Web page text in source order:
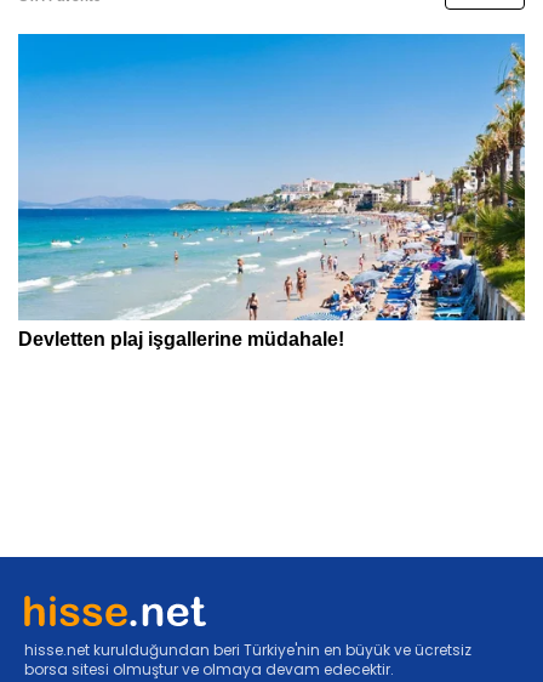
hisse.net kurulduğundan beri Türkiye'nin en büyük ve ücretsiz
borsa sitesi olmuştur ve olmaya devam edecektir.